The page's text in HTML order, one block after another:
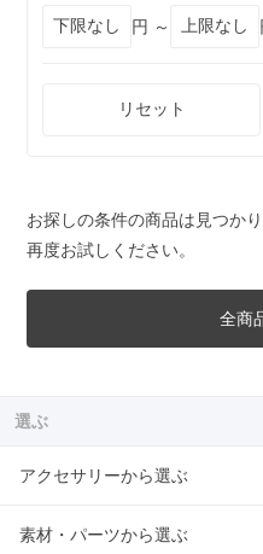
円 ～
リセット
お探しの条件の商品は見つか
再度お試しください。
全商
選ぶ
アクセサリーから選ぶ
素材・パーツから選ぶ